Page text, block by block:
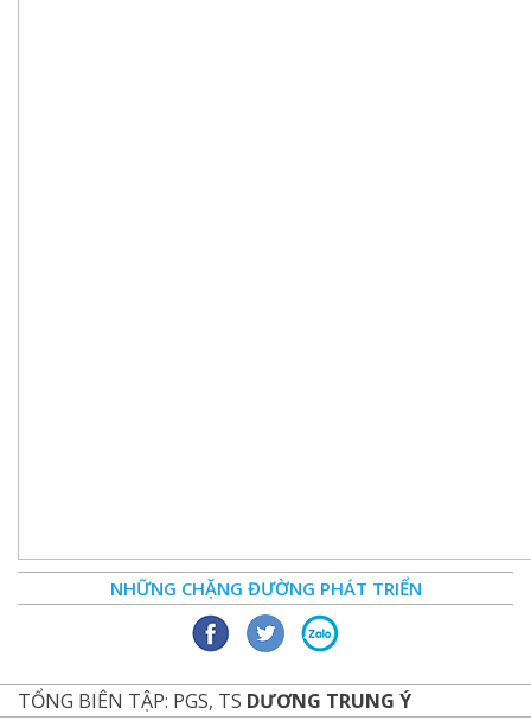
NHỮNG CHẶNG ĐƯỜNG PHÁT TRIỂN
TỔNG BIÊN TẬP: PGS, TS DƯƠNG TRUNG Ý